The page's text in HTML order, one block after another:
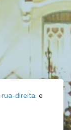
rua-direita, e